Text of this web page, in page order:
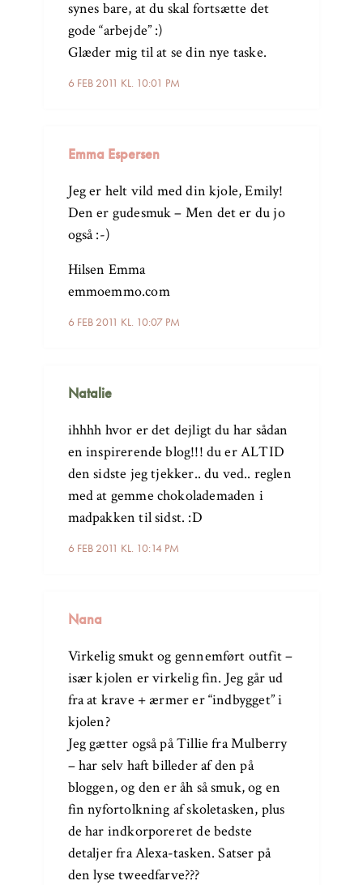
6 FEB 2011 KL. 10:01 PM
synes bare, at du skal fortsætte det
gode “arbejde” :)
Glæder mig til at se din nye taske.
Emma Espersen
6 FEB 2011 KL. 10:07 PM
Jeg er helt vild med din kjole, Emily!
Den er gudesmuk – Men det er du jo
også :-)
Hilsen Emma
emmoemmo.com
Natalie
6 FEB 2011 KL. 10:14 PM
ihhhh hvor er det dejligt du har sådan
en inspirerende blog!!! du er ALTID
den sidste jeg tjekker.. du ved.. reglen
med at gemme chokolademaden i
madpakken til sidst. :D
Nana
Virkelig smukt og gennemført outfit –
især kjolen er virkelig fin. Jeg går ud
fra at krave + ærmer er “indbygget” i
kjolen?
Jeg gætter også på Tillie fra Mulberry
– har selv haft billeder af den på
bloggen, og den er åh så smuk, og en
fin nyfortolkning af skoletasken, plus
de har indkorporeret de bedste
detaljer fra Alexa-tasken. Satser på
den lyse tweedfarve???